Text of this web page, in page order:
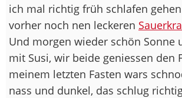
ich mal richtig früh schlafen
vorher noch nen leckeren
Und morgen wieder schön Sonne
mit Susi, wir beide geniessen den
meinem letzten Fasten wars
nass und dunkel, das schlug